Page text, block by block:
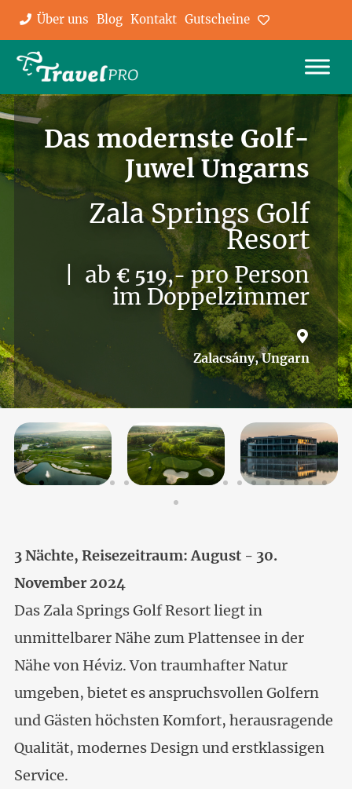
Über uns Blog Kontakt Gutscheine Favoriten
Das modernste Golf-
Juwel Ungarns
Zala Springs Golf
Resort
| ab € 519,-pro Person
im Doppelzimmer
Zalacsány, Ungarn
3 Nächte, Reisezeitraum: August - 30.
November 2024
Das Zala Springs Golf Resort liegt in
unmittelbarer Nähe zum Plattensee in der
Nähe von Héviz. Von traumhafter Natur
umgeben, bietet es anspruchsvollen Golfern
und Gästen höchsten Komfort, herausragende
Qualität, modernes Design und erstklassigen
Service.